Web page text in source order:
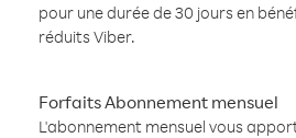
pour une durée de 30 jours en
réduits Viber.
Forfaits Abonnement mensuel
L'abonnement mensuel vous